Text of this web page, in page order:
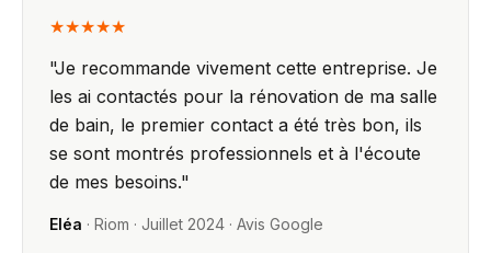
★★★★★
"Je recommande vivement cette entreprise. Je
les ai contactés pour la rénovation de ma salle
de bain, le premier contact a été très bon, ils
se sont montrés professionnels et à l'écoute
de mes besoins."
Eléa · Riom · Juillet 2024 · Avis Google